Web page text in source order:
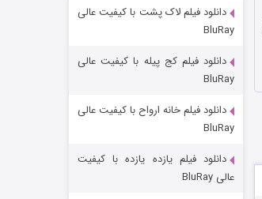
خاندان اژدها فصل ۳
دانلود فیلم لاک پشت با کیفیت عالی
BluRay
دانلود فیلم کج‌ پیله با کیفیت عالی
BluRay
دانلود فیلم خانه ارواح با کیفیت عالی
BluRay
دانلود فیلم یازده یازده با کیفیت
عالی BluRay